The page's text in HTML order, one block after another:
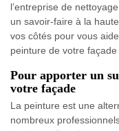
l’entreprise de
un savoir-faire à la
vos côtés pour vous
peinture de votre façade
Pour apporter un
votre façade
La peinture est une
nombreux